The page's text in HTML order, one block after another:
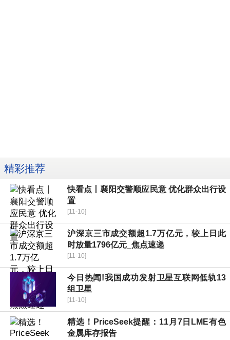
精彩推荐
快看点丨襄阳交警顺应民意 优化群众出行设
置
[11-10]
沪深京三市成交额超1.7万亿元，较上日此
时放量1796亿元_焦点速递
[11-10]
今日热闻!我国成功发射卫星互联网低轨13
组卫星
[11-10]
精选！PriceSeek提醒：11月7日LME有色
金属库存报告